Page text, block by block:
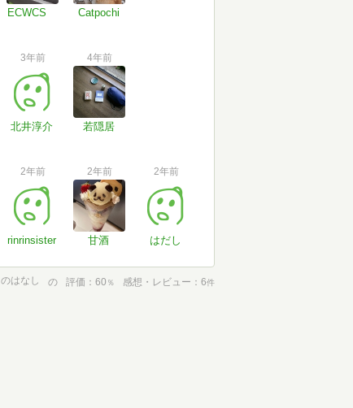
ECWCS Catpochi
3年前
北井淳介
4年前
若隠居
2年前
rinrinsister
2年前
甘酒
2年前
はだし
のはなし の 評価 60 ％ 感想・レビュー 6件